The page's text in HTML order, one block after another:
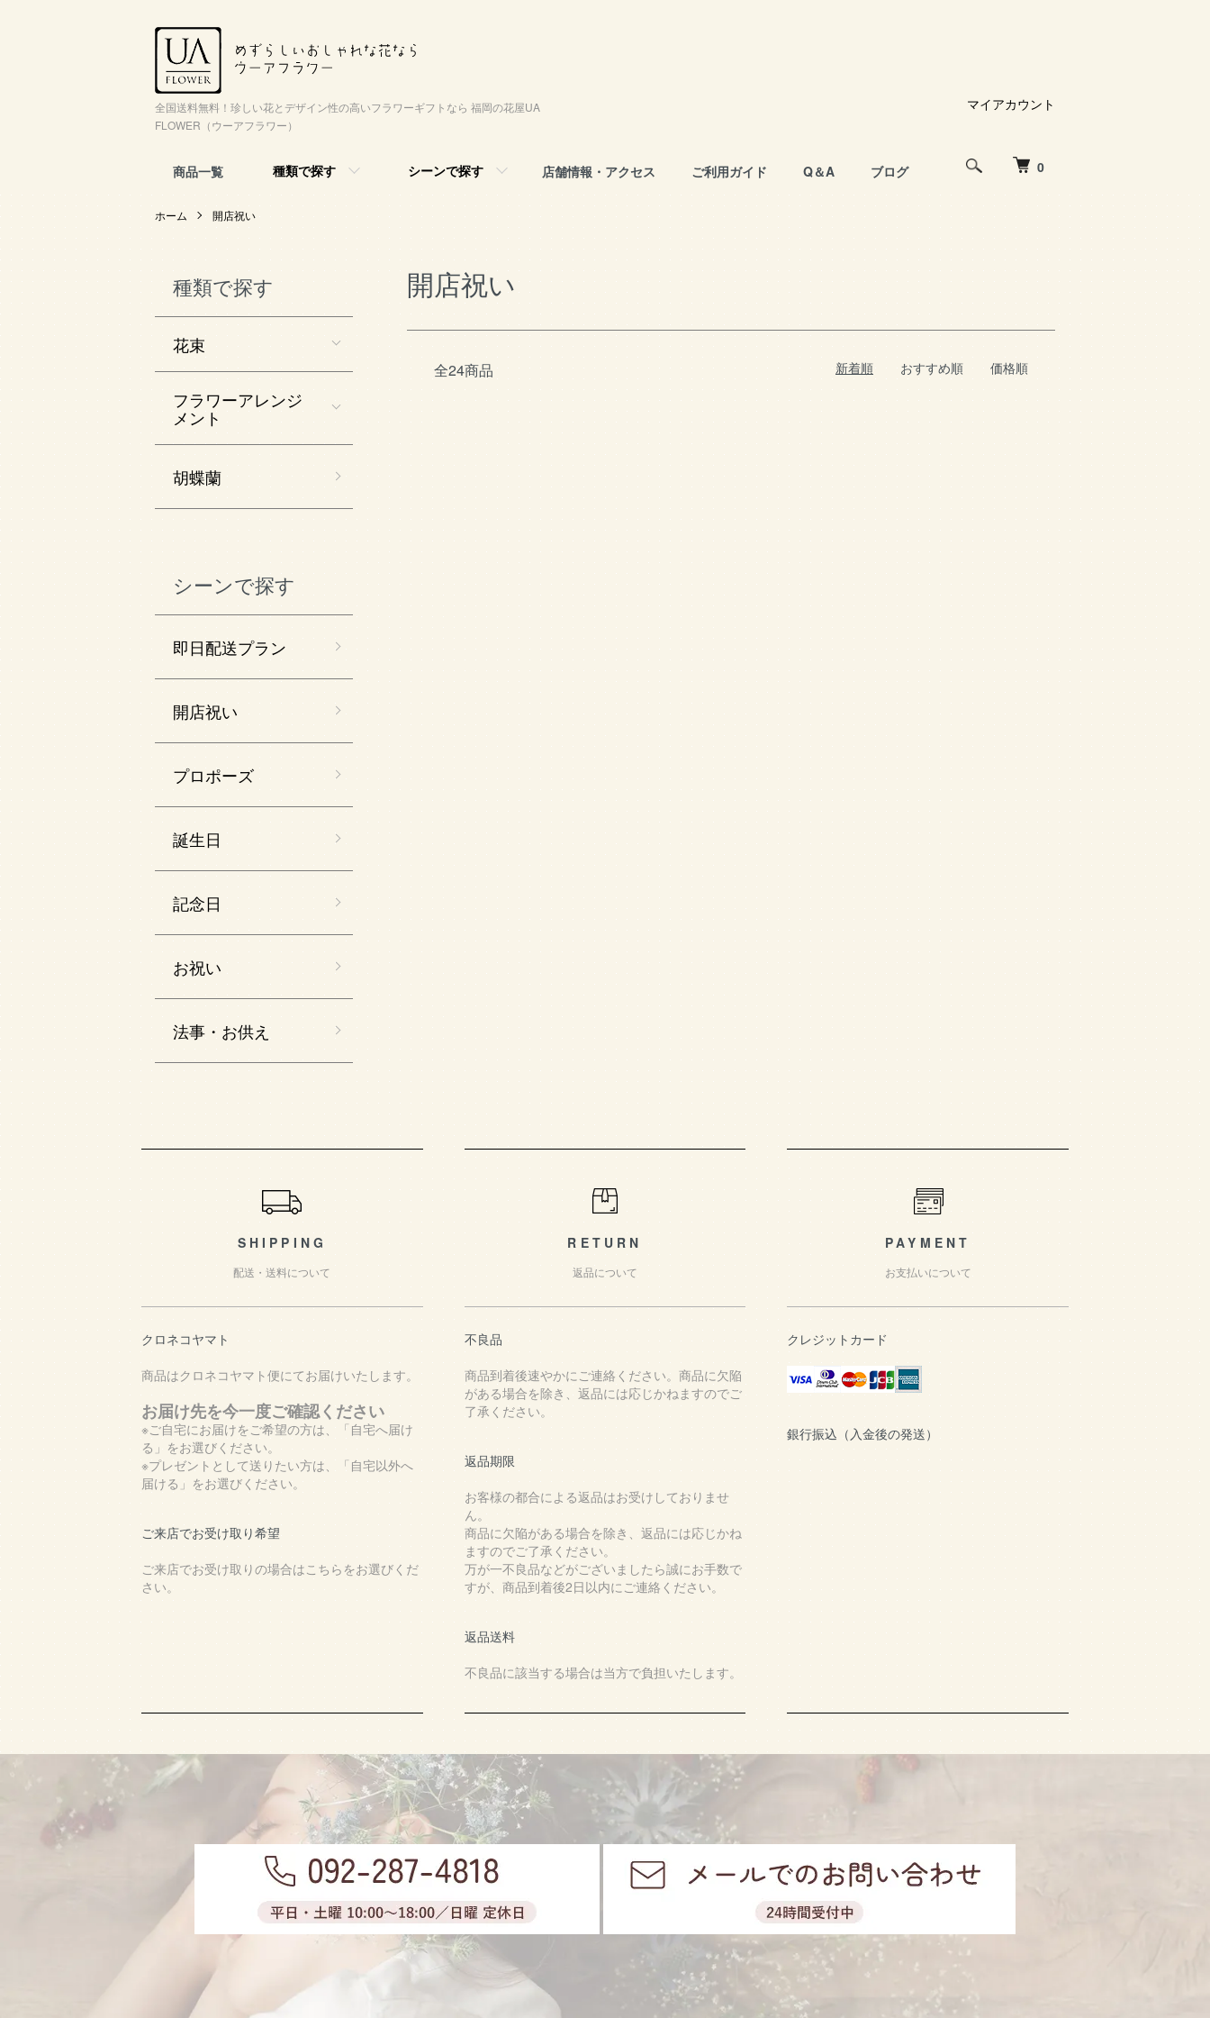
全国送料無料！珍しい花とデザイン性の高いフラワーギフトなら 福岡の花屋UA
FLOWER（ウーアフラワー）
0
商品一覧 種類で探す シーンで探す 店舗情報・アクセス ご利用ガイド Q＆A ブログ
マイアカウント
ホーム 開店祝い
開店祝い
全24商品 新着順 おすすめ順 価格順
種類で探す
花束
フラワーアレンジ
メント
胡蝶蘭
シーンで探す
即日配送プラン
開店祝い
プロポーズ
誕生日
記念日
お祝い
法事・お供え
SHIPPING
配送・送料について
クロネコヤマト
商品はクロネコヤマト便にてお届けいたします。
お届け先を今一度ご確認ください
※ご自宅にお届けをご希望の方は、「自宅へ届け
る」をお選びください。
※プレゼントとして送りたい方は、「自宅以外へ
届ける」をお選びください。
ご来店でお受け取り希望
ご来店でお受け取りの場合はこちらをお選びくだ
さい。
RETURN
返品について
不良品
商品到着後速やかにご連絡ください。商品に欠陥
がある場合を除き、返品には応じかねますのでご
了承ください。
返品期限
お客様の都合による返品はお受けしておりませ
ん。
商品に欠陥がある場合を除き、返品には応じかね
ますのでご了承ください。
万が一不良品などがございましたら誠にお手数で
すが、商品到着後2日以内にご連絡ください。
返品送料
不良品に該当する場合は当方で負担いたします。
PAYMENT
お支払いについて
クレジットカード
銀行振込（入金後の発送）